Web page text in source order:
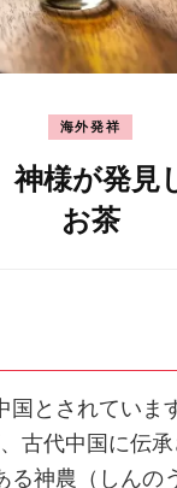
海外発祥
神様が発
お茶
とされていま
古代中国に伝
る神農（しんの